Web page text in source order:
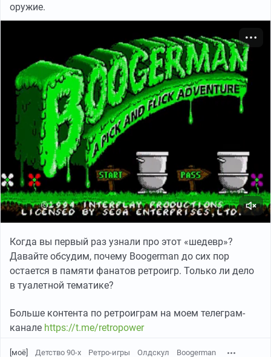
Оригинальный картридж Aladdin (Sega Mega Drive)
Fatal Fury
оружие.
Когда вы первый раз узнали про этот «шедевр»?
Давайте обсудим, почему Boogerman до сих пор
остается в памяти фанатов ретроигр. Только ли дело
в туалетной тематике?
Больше контента по ретроиграм на моем телеграм-
канале https://t.me/retropower
[моё] Детство 90-х Ретро-игры Олдскул Boogerman